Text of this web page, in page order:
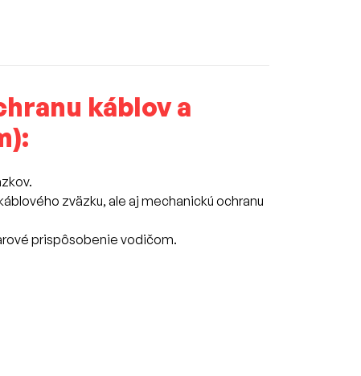
káblov a
zväzku, ale aj mechanickú ochranu
prispôsobenie vodičom.